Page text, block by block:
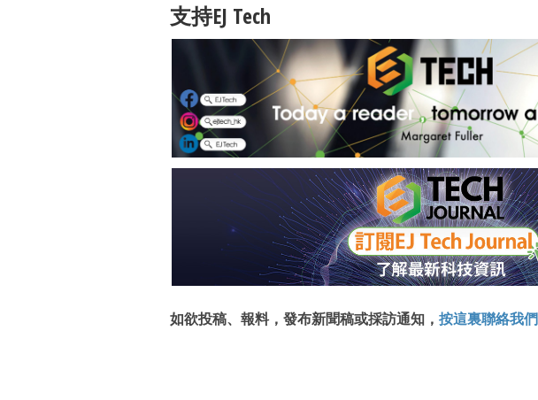
支持EJ Tech
如欲投稿、報料，發布新聞稿或採訪通知， 按這裏聯絡我們